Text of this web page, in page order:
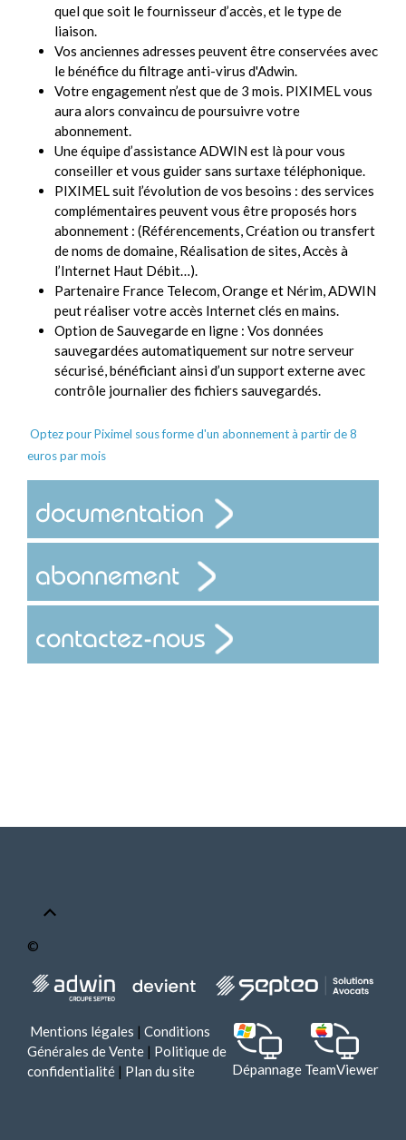
quel que soit le fournisseur d’accès, et le type de
liaison.
Vos anciennes adresses peuvent être conservées avec
le bénéfice du filtrage anti-virus d'Adwin.
Votre engagement n’est que de 3 mois. PIXIMEL vous
aura alors convaincu de poursuivre votre
abonnement.
Une équipe d’assistance ADWIN est là pour vous
conseiller et vous guider sans surtaxe téléphonique.
PIXIMEL suit l’évolution de vos besoins : des services
complémentaires peuvent vous être proposés hors
abonnement : (Référencements, Création ou transfert
de noms de domaine, Réalisation de sites, Accès à
l’Internet Haut Débit…).
Partenaire France Telecom, Orange et Nérim, ADWIN
peut réaliser votre accès Internet clés en mains.
Option de Sauvegarde en ligne : Vos données
sauvegardées automatiquement sur notre serveur
sécurisé, bénéficiant ainsi d’un support externe avec
contrôle journalier des fichiers sauvegardés.
Optez pour Piximel sous forme d'un abonnement à partir de 8
euros par mois
©
Dépannage TeamViewer
Mentions légales | Conditions
Générales de Vente | Politique de
confidentialité | Plan du site